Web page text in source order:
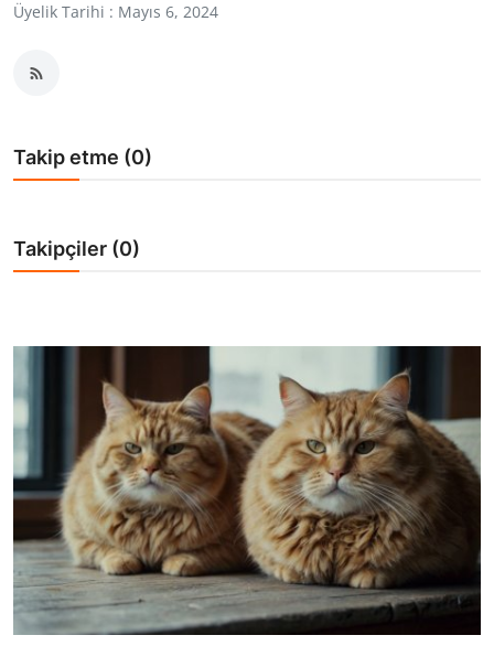
KEDİPEDİA
KEDİ MAMASI
Üyelik Tarihi : Mayıs 6, 2024
Takip etme (0)
Takipçiler (0)